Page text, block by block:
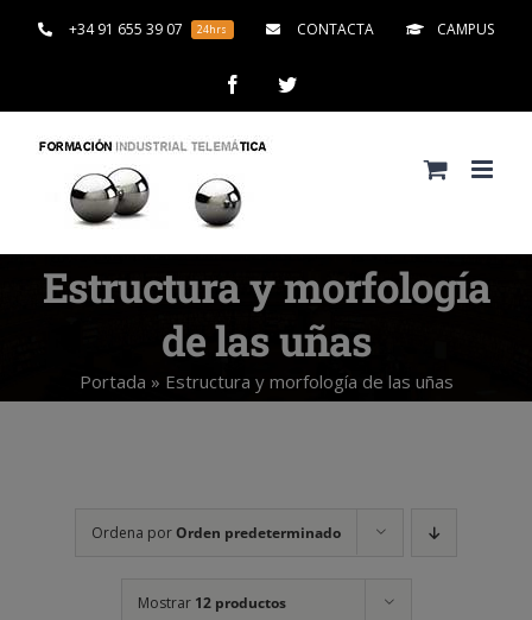
+34 91 655 39 07 24hrs CONTACTA CAMPUS
FacebookTwitter
Estructura y morfología
de las uñas
Portada » Estructura y morfología de las uñas
Ordena porOrden predeterminado
Mostrar 12 productos